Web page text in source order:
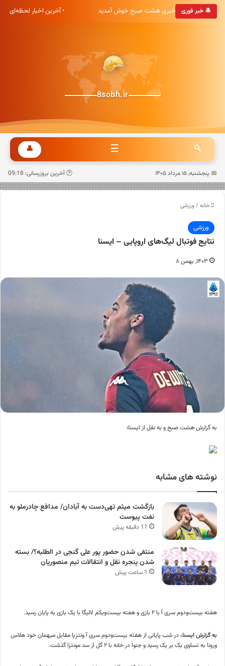
🔔 خبر فوری
• به پایگاه خبری هشت صبح خوش آمدید • آخرین اخبار لحظه‌ای
8sobh.ir
🔍
☰
👤
📅 پنجشنبه, ۱۵ مرداد ۱۴۰۵ 🕐 آخرین بروزرسانی: 09:18
خانه /ورزشی
ورزشی
نتایج فوتبال‌ لیگ‌های اروپایی – ایسنا
۱۴۰۳, بهمن ۸
به گزارش هشت صبح و به نقل از ایسنا؛
نوشته های مشابه
بازگشت میثم تهی‌دست به آبادان/ مدافع چادرملو به
نفت پیوست
11 دقیقه پیش
منتفی شدن حضور پور علی گنجی در الطلبه؟/ بسته
شدن پنجره‌ نقل و انتقالات تیم منصوریان
1 ساعت پیش
هفته بیست‌ودوم سری آ با ۲ بازی و هفته بیست‌ویکم لالیگا با یک بازی به پایان رسید.
به گزارش ایسنا، در شب پایانی از هفته بیست‌ودوم سری آ ونتزیا مقابل میهمان خود هلاس
ورونا به تساوی یک بر یک رسید و جنوا در خانه با ۲ گل از سد مونتزا گذشت.